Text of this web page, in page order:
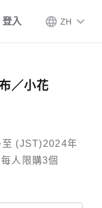
登入 ZH
／小花
至 (JST)2024年
人限購3個